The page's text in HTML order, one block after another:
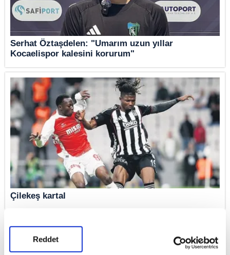
Reddet
Serhat Öztaşdelen: "Umarım uzun yıllar
Kocaelispor kalesini korurum"
Çilekeş kartal